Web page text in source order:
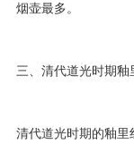
烟壶最多。
三、清代道光时期釉
清代道光时期的釉